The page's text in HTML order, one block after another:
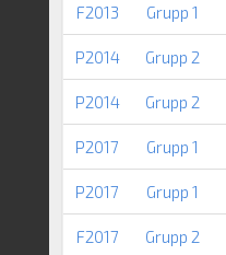
F2013 Grupp 1
P2014 Grupp 2
P2014 Grupp 2
P2017 Grupp 1
P2017 Grupp 1
F2017 Grupp 2